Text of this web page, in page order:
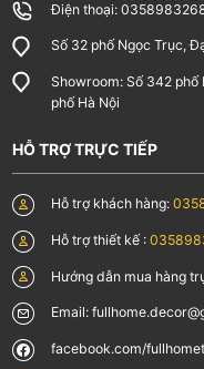
Điện thoại:
Số 32 phố Ngọc Trục,
Showroom: Số 342 phố
phố Hà Nội
HỖ TRỢ TRỰC TIẾP
Hỗ trợ khách hàng:
Hỗ trợ thiết kế :
Hướng dẫn mua hàng
Email:
facebook.com/